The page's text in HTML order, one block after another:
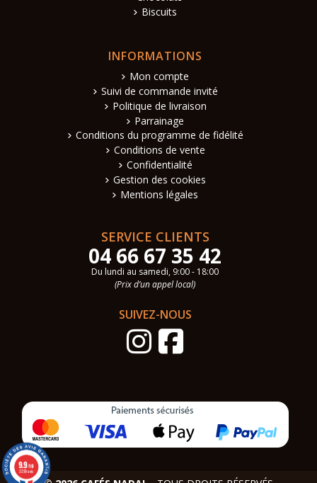
Biscuits
INFORMATIONS
Mon compte
Suivi de commande invité
Politique de livraison
Parrainage
Conditions du programme de fidélité
Conditions de vente
Confidentialité
Gestion des cookies
Mentions légales
SERVICE CLIENTS
04 66 67 35 42
Du lundi au samedi, 9:00 - 18:00
(Prix d’un appel local)
SUIVEZ-NOUS
9.9/10
2239 avis